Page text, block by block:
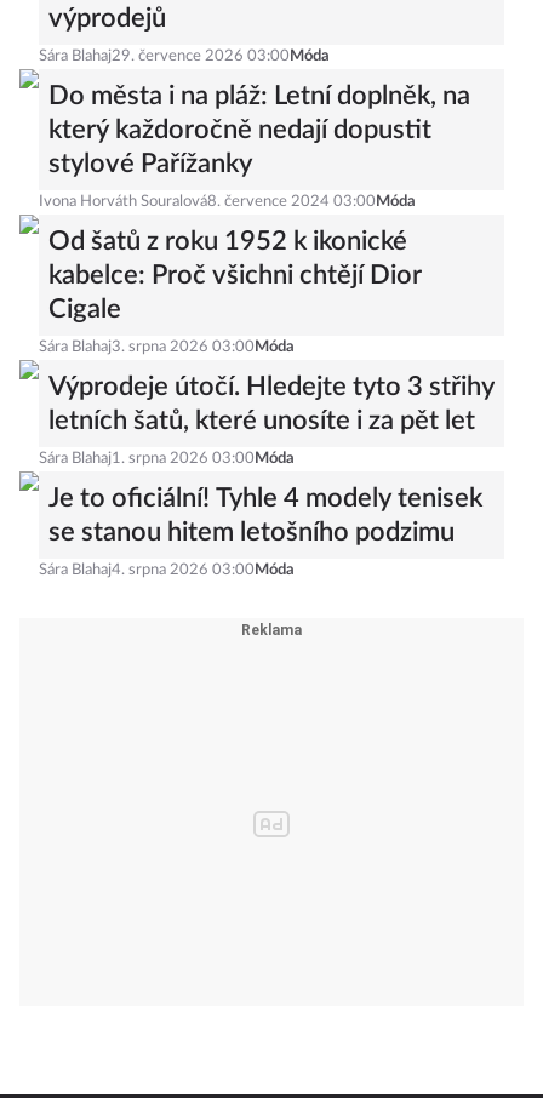
výprodejů
Sára Blahaj29. července 2026 03:00 Móda
Do města i na pláž: Letní doplněk, na
který každoročně nedají dopustit
stylové Pařížanky
Ivona Horváth Souralová8. července 2024 03:00 Móda
Od šatů z roku 1952 k ikonické
kabelce: Proč všichni chtějí Dior
Cigale
Sára Blahaj3. srpna 2026 03:00 Móda
Výprodeje útočí. Hledejte tyto 3 střihy
letních šatů, které unosíte i za pět let
Sára Blahaj1. srpna 2026 03:00 Móda
Je to oficiální! Tyhle 4 modely tenisek
se stanou hitem letošního podzimu
Sára Blahaj4. srpna 2026 03:00 Móda